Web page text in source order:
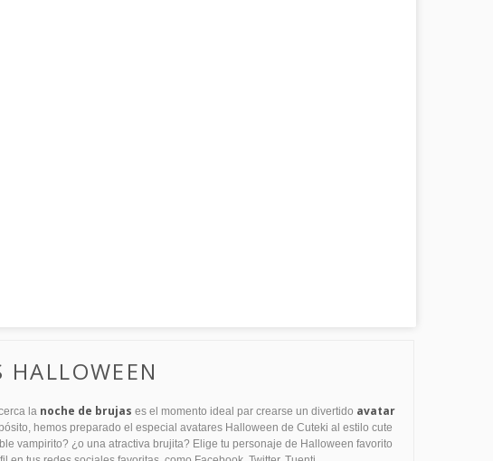
HALLOWEEN
la noche de brujas es el momento ideal par crearse un divertido avatar
hemos preparado el especial avatares Halloween de Cuteki al estilo cute
vampirito? ¿o una atractiva brujita? Elige tu personaje de Halloween favorito